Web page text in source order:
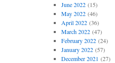
June 2022(15)
May 2022(46)
April 2022(36)
March 2022(47)
February 2022(24)
January 2022(57)
December 2021 (27)